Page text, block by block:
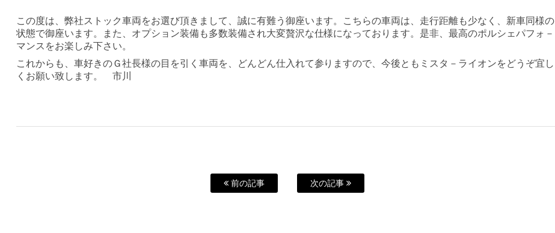
この度は、弊社ストック車両をお選び頂きまして、誠に有難う御座います。こちらの車両は、走行距離も少なく、新車同様の
状態で御座います。また、オプション装備も多数装備され大変贅沢な仕様になっております。是非、最高のポルシェパフォ－
マンスをお楽しみ下さい。
これからも、車好きのＧ社長様の目を引く車両を、どんどん仕入れて参りますので、今後ともミスタ－ライオンをどうぞ宜し
くお願い致します。 市川
前の記事 次の記事